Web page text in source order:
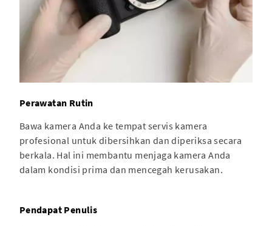
Perawatan Rutin
Bawa kamera Anda ke tempat servis kamera
profesional untuk dibersihkan dan diperiksa secara
berkala. Hal ini membantu menjaga kamera Anda
dalam kondisi prima dan mencegah kerusakan.
Pendapat Penulis